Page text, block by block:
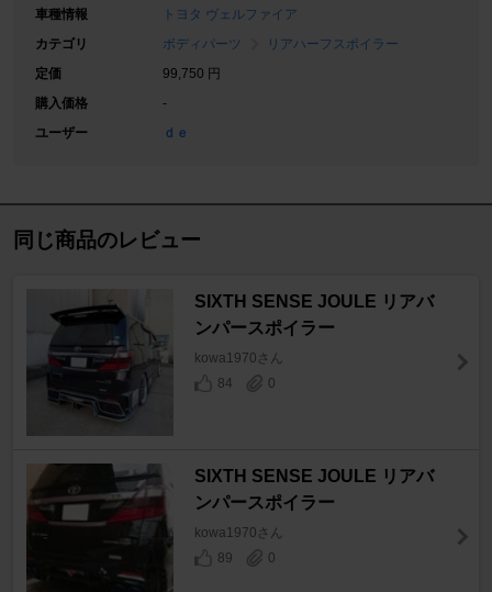
車種情報
トヨタ ヴェルファイア
カテゴリ
ボディパーツ
リアハーフスポイラー
定価
99,750 円
購入価格
-
ユーザー
ｄｅ
同じ商品のレビュー
SIXTH SENSE JOULE リアバ
ンパースポイラー
kowa1970さん
84
0
SIXTH SENSE JOULE リアバ
ンパースポイラー
kowa1970さん
89
0